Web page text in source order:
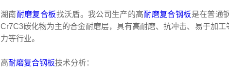
湖南耐磨复合板找沃盾。我公司生产的高耐磨复合钢板是在普通
Cr7C3碳化物为主的合金耐磨层，具有高耐磨、抗冲击、易于加
力等行业。
高耐磨复合钢板技术分析：